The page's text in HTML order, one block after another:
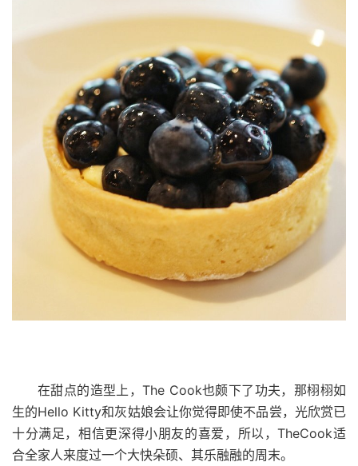
在甜点的造型上，The Cook也颇下了功夫，那栩栩如
生的Hello Kitty和灰姑娘会让你觉得即使不品尝，光欣赏已
十分满足，相信更深得小朋友的喜爱，所以，TheCook适
合全家人来度过一个大快朵硕、其乐融融的周末。